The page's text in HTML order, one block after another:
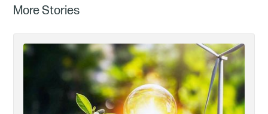
More Stories